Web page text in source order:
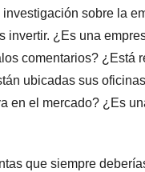
investigación sobre la
invertir. ¿Es una
comentarios? ¿Está
ubicadas sus
en el mercado? ¿Es
que siempre